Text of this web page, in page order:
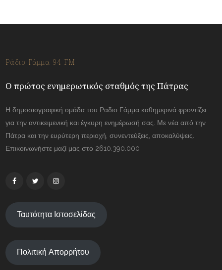
Ράδιο Γάμμα 94 FM
Ο πρώτος ενημερωτικός σταθμός της Πάτρας
Η δημοσιογραφική ομάδα του Ραδιο Γάμμα καθημερινά φροντίζει
για την αντικειμενική και έγκυρη ενημέρωσή σας. Με νέα από την
Πάτρα και την ευρύτερη περιοχή, συνεντεύξεις, αποκαλύψεις.
Επικοινωνήστε μαζί μας στο 2610.390.000
Ταυτότητα Ιστοσελίδας
Πολιτική Απορρήτου